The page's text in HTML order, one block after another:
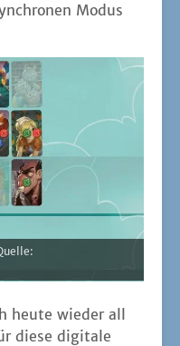
Modus
heu­te wie­der all
die­se digi­ta­le